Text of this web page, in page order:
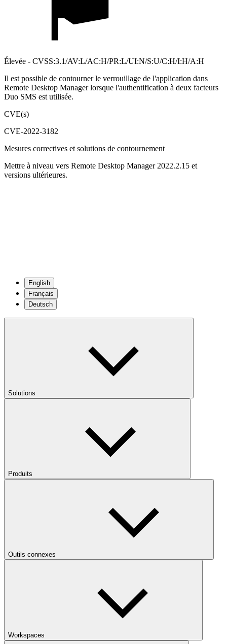
Élevée - CVSS:3.1/AV:L/AC:H/PR:L/UI:N/S:U/C:H/I:H/A:H
Il est possible de contourner le verrouillage de l'application dans
Remote Desktop Manager lorsque l'authentification à deux facteurs
Duo SMS est utilisée.
CVE(s)
CVE-2022-3182
Mesures correctives et solutions de contournement
Mettre à niveau vers Remote Desktop Manager 2022.2.15 et
versions ultérieures.
English
Français
Deutsch
Solutions
Produits
Outils connexes
Workspaces